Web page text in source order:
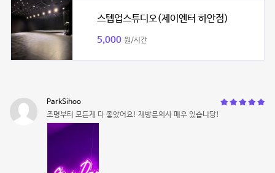
스텝업스튜디오(제이엔터 하안점)
5,000 원/시간
ParkSihoo
조명부터 모든게 다 좋았어요! 재방문의사 매우 있습니당!